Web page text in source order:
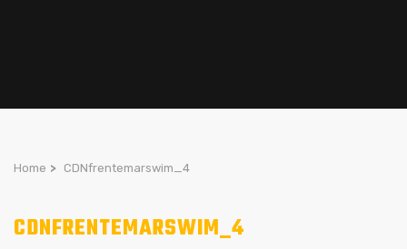
Home > CDNfrentemarswim_4
CDNFRENTEMARSWIM_4